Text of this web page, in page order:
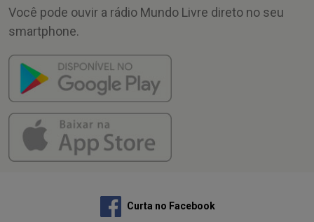
Você pode ouvir a rádio Mundo Livre direto no seu
smartphone.
Curta no Facebook